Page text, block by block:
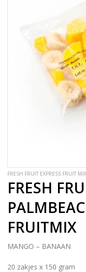
FRESH FRUIT EXPRESS FRUIT
FRESH
FRUITMIX
MANGO – BANAAN
20 zakjes x 150 gram